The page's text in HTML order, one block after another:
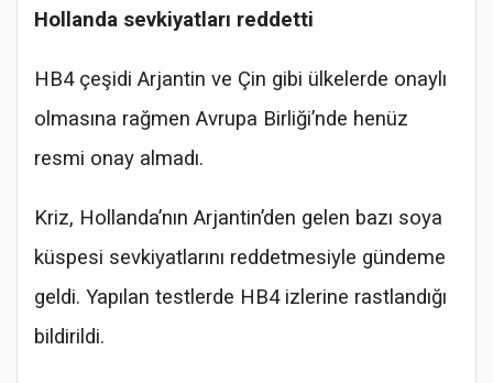
Hollanda sevkiyatları reddetti
HB4 çeşidi Arjantin ve Çin gibi ülkelerde onaylı
olmasına rağmen Avrupa Birliği’nde henüz
resmi onay almadı.
Kriz, Hollanda’nın Arjantin’den gelen bazı soya
küspesi sevkiyatlarını reddetmesiyle gündeme
geldi. Yapılan testlerde HB4 izlerine rastlandığı
bildirildi.